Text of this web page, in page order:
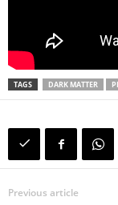
TAGS DARK MATTER
Previous article